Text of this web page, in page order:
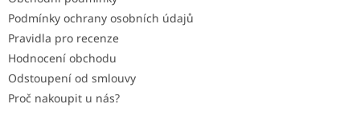
Podmínky ochrany osobních údajů
Pravidla pro recenze
Hodnocení obchodu
Odstoupení od smlouvy
Proč nakoupit u nás?